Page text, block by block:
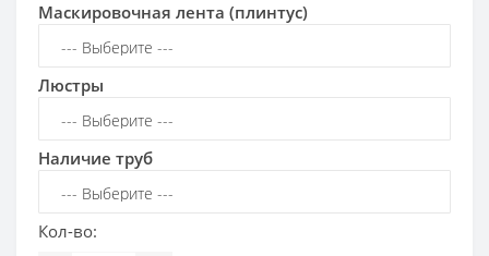
Маскировочная лента (плинтус)
Люстры
Наличие труб
Кол-во: